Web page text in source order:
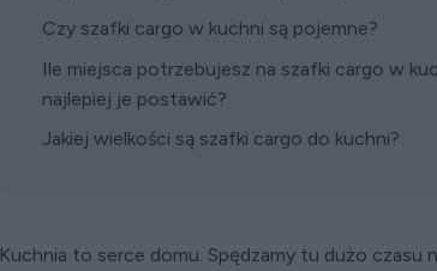
Czy szafki cargo w kuchni są pojemne?
Ile miejsca potrzebujesz na szafki cargo w
najlepiej je postawić?
Jakiej wielkości są szafki cargo do kuchni?
Kuchnia to serce domu. Spędzamy tu dużo czasu